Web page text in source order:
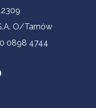
O/Tarnów
0898 4744